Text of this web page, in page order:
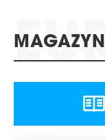
MAGAZYN